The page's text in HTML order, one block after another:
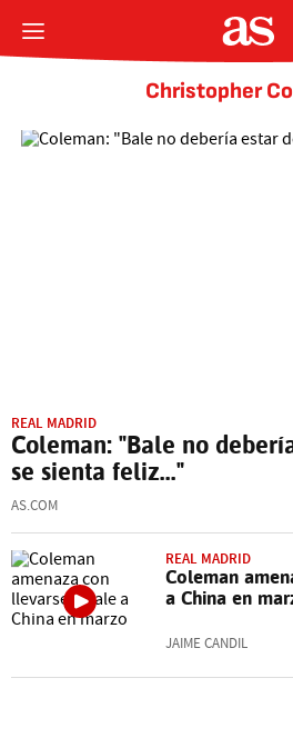
Christopher
REAL MADRID
Coleman: "Bale no
se sienta feliz..."
AS.COM
REAL MADRID
Coleman
a China en
JAIME CANDIL